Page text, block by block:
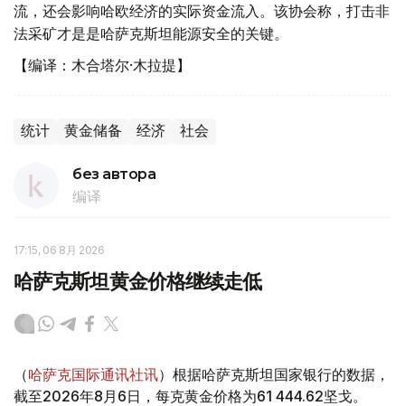
流，还会影响哈欧经济的实际资金流入。该协会称，打击非
法采矿才是是哈萨克斯坦能源安全的关键。
【编译：木合塔尔·木拉提】
统计 黄金储备 经济 社会
без автора
编译
17:15, 06 8月 2026
哈萨克斯坦黄金价格继续走低
（哈萨克国际通讯社讯）根据哈萨克斯坦国家银行的数据，
截至2026年8月6日，每克黄金价格为61 444.62坚戈。